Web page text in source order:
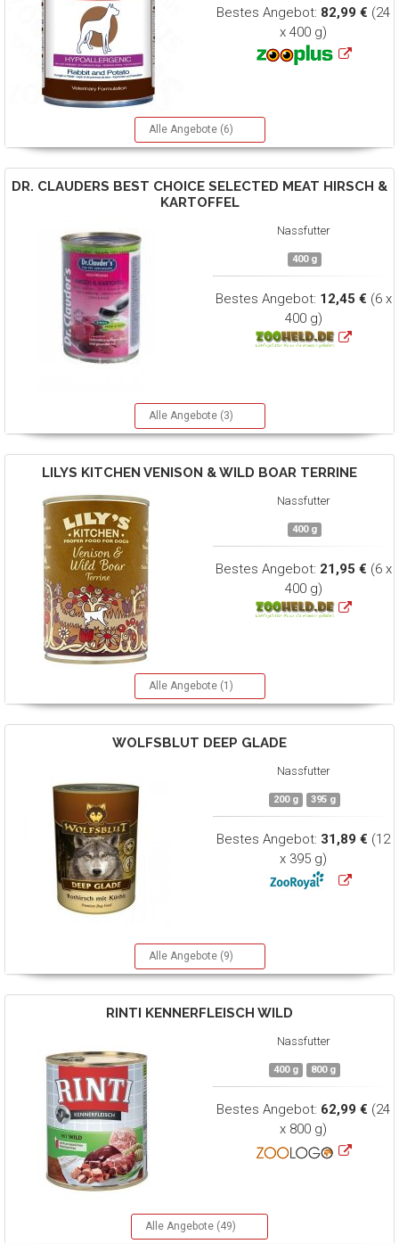
Bestes Angebot: 82,99 € (24
x 400 g)
Alle Angebote (6)
DR. CLAUDERS BEST CHOICE SELECTED MEAT HIRSCH &
KARTOFFEL
Nassfutter
400 g
Bestes Angebot: 12,45 € (6 x
400 g)
Alle Angebote (3)
LILYS KITCHEN VENISON & WILD BOAR TERRINE
Nassfutter
400 g
Bestes Angebot: 21,95 € (6 x
400 g)
Alle Angebote (1)
WOLFSBLUT DEEP GLADE
Nassfutter
200 g 395 g
Bestes Angebot: 31,89 € (12
x 395 g)
Alle Angebote (9)
RINTI KENNERFLEISCH WILD
Nassfutter
400 g 800 g
Bestes Angebot: 62,99 € (24
x 800 g)
Alle Angebote (49)